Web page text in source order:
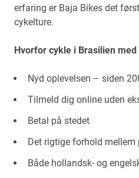
erfaring er Baja Bikes det
cykelture.
Hvorfor cykle i Brasilien med
Nyd oplevelsen – siden
Tilmeld dig online uden
Betal på stedet
Det rigtige forhold mellem
Både hollandsk- og